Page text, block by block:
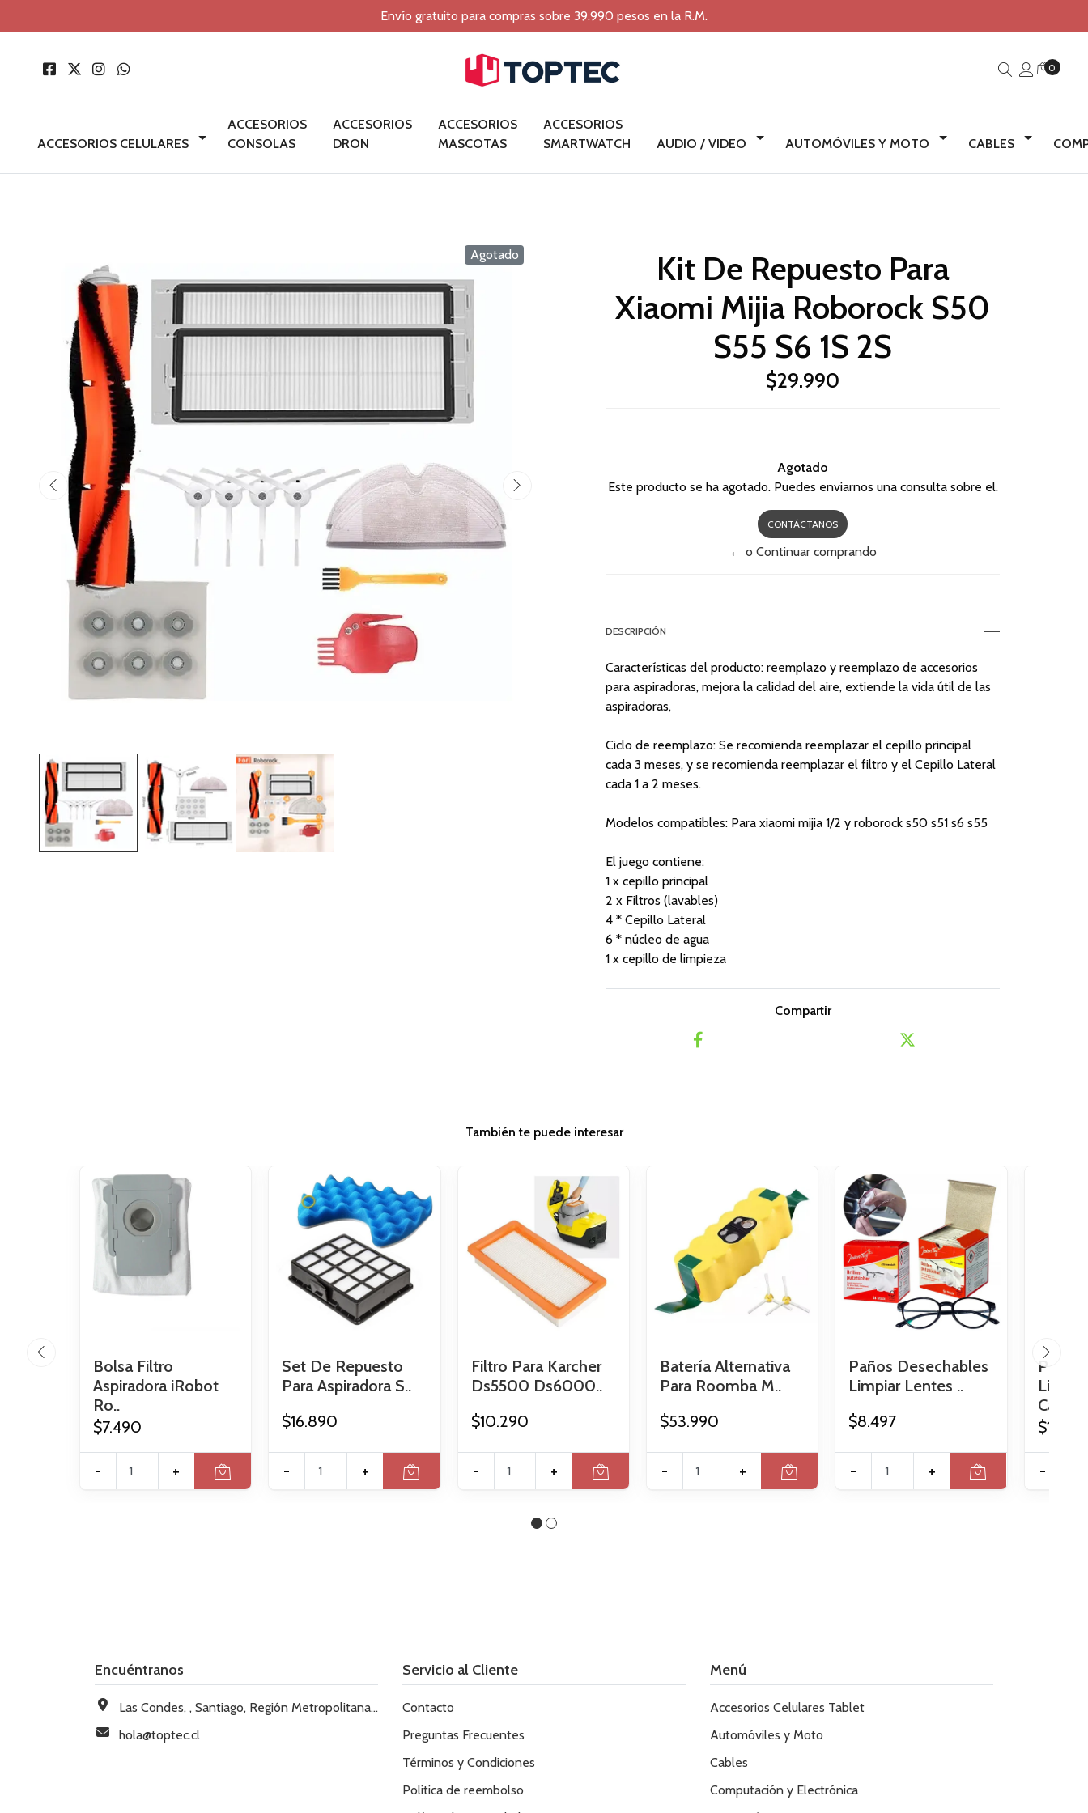
Envío gratuito para compras sobre 39.990 pesos en la R.M.
0
ACCESORIOS CELULARES
ACCESORIOS
CONSOLAS
ACCESORIOS
DRON
ACCESORIOS
MASCOTAS
ACCESORIOS
SMARTWATCH
AUDIO / VIDEO AUTOMÓVILES Y MOTO CABLES
Agotado
Kit De Repuesto Para
Xiaomi Mijia Roborock S50
S55 S6 1S 2S
$29.990
Agotado
Este producto se ha agotado. Puedes enviarnos una consulta sobre el.
CONTÁCTANOS
← o Continuar comprando
DESCRIPCIÓN
Características del producto: reemplazo y reemplazo de accesorios
para aspiradoras, mejora la calidad del aire, extiende la vida útil de las
aspiradoras,
Ciclo de reemplazo: Se recomienda reemplazar el cepillo principal
cada 3 meses, y se recomienda reemplazar el filtro y el Cepillo Lateral
cada 1 a 2 meses.
Modelos compatibles: Para xiaomi mijia 1/2 y roborock s50 s51 s6 s55
El juego contiene:
1 x cepillo principal
2 x Filtros (lavables)
4 * Cepillo Lateral
6 * núcleo de agua
1 x cepillo de limpieza
Compartir
También te puede interesar
Bolsa Filtro
Aspiradora iRobot
Ro..
$7.490
- +
Set De Repuesto
Para Aspiradora S..
$16.890
- +
Filtro Para Karcher
Ds5500 Ds6000..
$10.290
- +
Batería Alternativa
Para Roomba M..
$53.990
- +
Paños Desechables
Limpiar Lentes ..
$8.497
- + -
Encuéntranos
Las Condes, , Santiago, Región Metropolitana, Chile
hola@toptec.cl
Servicio al Cliente
Contacto
Preguntas Frecuentes
Términos y Condiciones
Politica de reembolso
Menú
Accesorios Celulares Tablet
Automóviles y Moto
Cables
Computación y Electrónica